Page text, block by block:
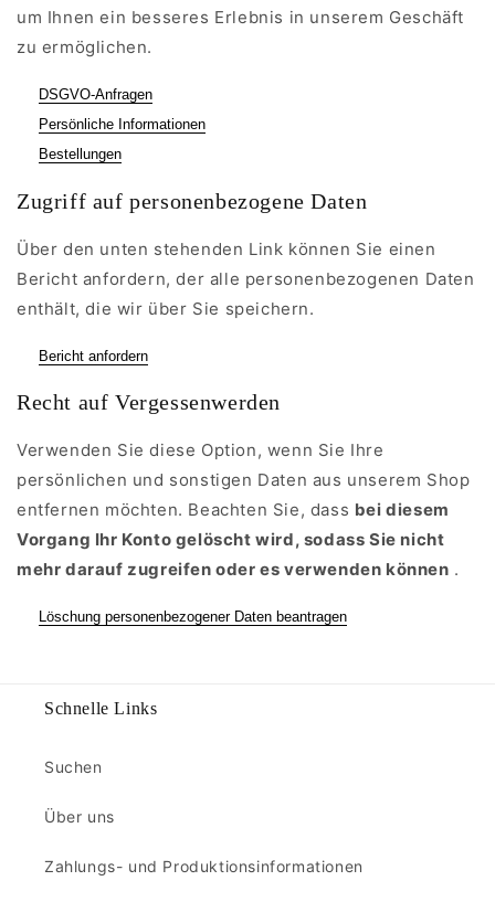
um Ihnen ein besseres Erlebnis in unserem Geschäft
zu ermöglichen.
DSGVO-Anfragen
Persönliche Informationen
Bestellungen
Zugriff auf personenbezogene Daten
Über den unten stehenden Link können Sie einen
Bericht anfordern, der alle personenbezogenen Daten
enthält, die wir über Sie speichern.
Bericht anfordern
Recht auf Vergessenwerden
Verwenden Sie diese Option, wenn Sie Ihre
persönlichen und sonstigen Daten aus unserem Shop
entfernen möchten. Beachten Sie, dass bei diesem
Vorgang Ihr Konto gelöscht wird, sodass Sie nicht
mehr darauf zugreifen oder es verwenden können .
Löschung personenbezogener Daten beantragen
Schnelle Links
Suchen
Über uns
Zahlungs- und Produktionsinformationen